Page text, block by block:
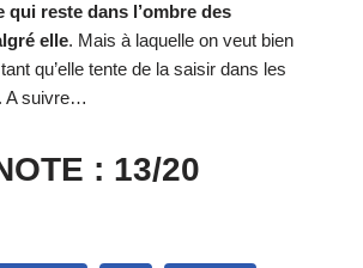
reste dans l’ombre des
elle. Mais à laquelle on veut bien
qu’elle tente de la saisir dans les
A suivre…
: 13/20